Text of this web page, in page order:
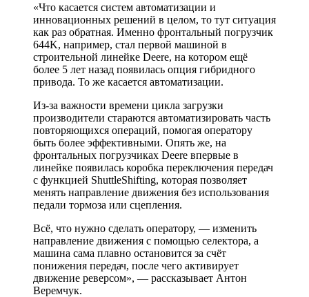
«Что касается систем автоматизации и
инновационных решений в целом, то тут ситуация
как раз обратная. Именно фронтальный погрузчик
644K, например, стал первой машиной в
строительной линейке Deere, на котором ещё
более 5 лет назад появилась опция гибридного
привода. То же касается автоматизации.
Из-за важности времени цикла загрузки
производители стараются автоматизировать часть
повторяющихся операций, помогая оператору
быть более эффективными. Опять же, на
фронтальных погрузчиках Deere впервые в
линейке появилась коробка переключения передач
с функцией ShuttleShifting, которая позволяет
менять направление движения без использования
педали тормоза или сцепления.
Всё, что нужно сделать оператору, — изменить
направление движения с помощью селектора, а
машина сама плавно остановится за счёт
понижения передач, после чего активирует
движение реверсом», — рассказывает Антон
Веремчук.